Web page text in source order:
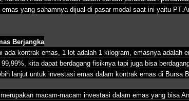
emas yang sahamnya dijual di pasar modal saat ini yaitu
Berjangka
ada kontrak emas, 1 lot adalah 1 kilogram, emasnya adalah
99,99%, kita dapat berdagang fisiknya tapi juga bisa
lanjut untuk investasi emas dalam kontrak emas di Bursa
macam-macam investasi dalam emas yang bisa